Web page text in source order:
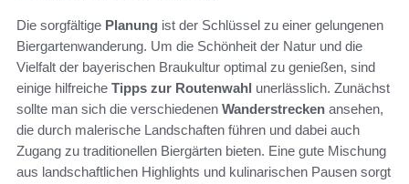
Die sorgfältige Planung ist der Schlüssel zu einer gelungenen
Biergartenwanderung. Um die Schönheit der Natur und die
Vielfalt der bayerischen Braukultur optimal zu genießen, sind
einige hilfreiche Tipps zur Routenwahl unerlässlich. Zunächst
sollte man sich die verschiedenen Wanderstrecken ansehen,
die durch malerische Landschaften führen und dabei auch
Zugang zu traditionellen Biergärten bieten. Eine gute Mischung
aus landschaftlichen Highlights und kulinarischen Pausen sorgt